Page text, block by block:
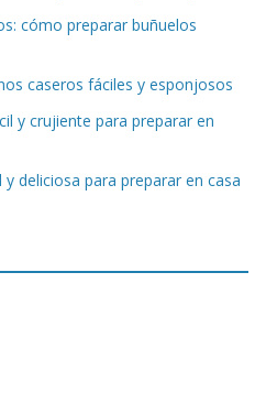
cómo preparar buñuelos
caseros fáciles y esponjosos
y crujiente para preparar en
deliciosa para preparar en casa